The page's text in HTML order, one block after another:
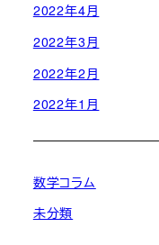
2022年4月
2022年3月
2022年2月
2022年1月
数学コラム
未分類